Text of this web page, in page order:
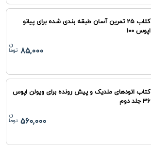
کتاب 25 تمرین آسان طبقه بندی شده برای پیانو
اپوس 100
85,000
کتاب اتودهای ملدیک و پیش رونده برای ویولن اپوس
36 جلد دوم
560,000